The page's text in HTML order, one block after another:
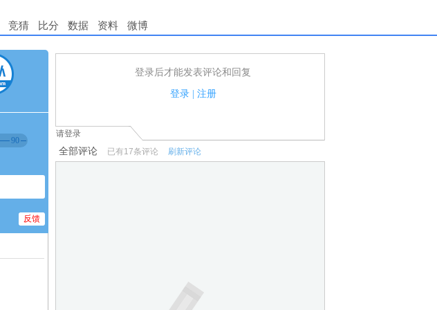
竞猜 比分 数据 资料 微博
90
反馈
登录后才能发表评论和回复
登录| 注册
1.电脑端新用户可以发表评论了！
请登录
全部评论 已有17条评论 刷新评论